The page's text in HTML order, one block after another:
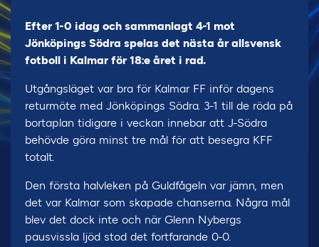
Efter 1-0 idag och sammanlagt 4-1 mot
Jönköpings Södra spelas det nästa år allsvensk
fotboll i Kalmar för 18:e året i rad.
Utgångsläget var bra för Kalmar FF inför dagens
returmöte med Jönköpings Södra. 3-1 till de röda på
bortaplan tidigare i veckan innebar att J-Södra
behövde göra minst tre mål för att besegra KFF
totalt.
Den första halvleken på Guldfågeln var jämn, men
det var Kalmar som skapade chanserna. Några mål
blev det dock inte och när Glenn Nybergs
pausvissla ljöd stod det fortfarande 0-0.